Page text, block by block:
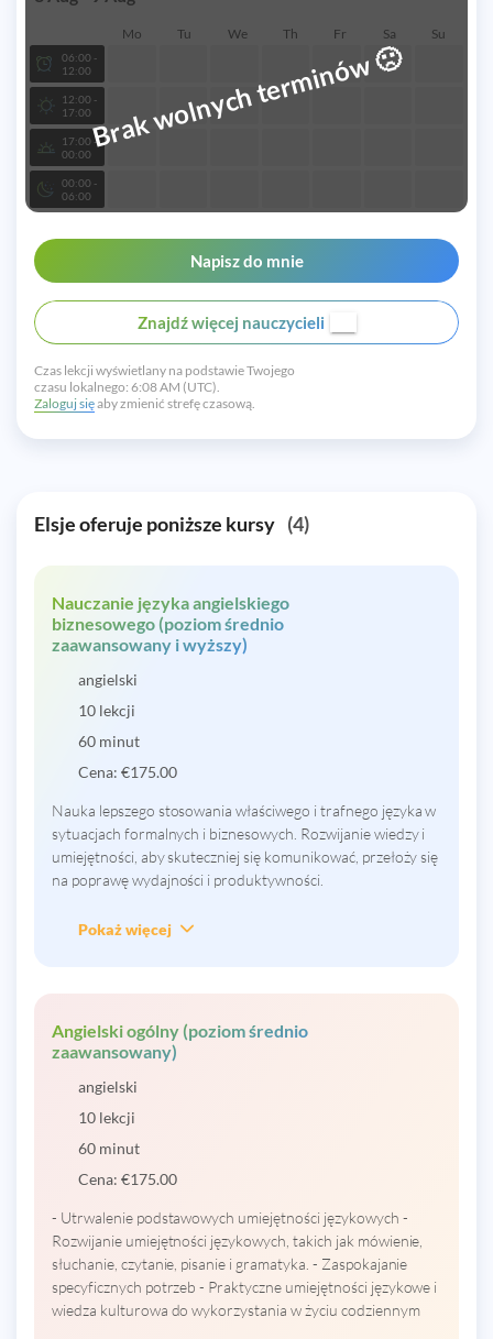
Mo Tu We Th Fr Sa Su
06:00 -
12:00
12:00 -
17:00
17:00 -
00:00
00:00 -
06:00
Brak wolnych terminów🙁
Napisz do mnie
Znajdź więcej nauczycieli
Czas lekcji wyświetlany na podstawie Twojego
czasu lokalnego: 6:08 AM (UTC).
Zaloguj sięaby zmienić strefę czasową.
Elsje oferuje poniższe kursy (4)
Nauczanie języka angielskiego
biznesowego (poziom średnio
zaawansowany i wyższy)
angielski
10 lekcji
60 minut
Cena: €175.00
Nauka lepszego stosowania właściwego i trafnego języka w
sytuacjach formalnych i biznesowych. Rozwijanie wiedzy i
umiejętności, aby skuteczniej się komunikować, przełoży się
na poprawę wydajności i produktywności.
Pokaż więcej
Angielski ogólny (poziom średnio
zaawansowany)
angielski
10 lekcji
60 minut
Cena: €175.00
- Utrwalenie podstawowych umiejętności językowych -
Rozwijanie umiejętności językowych, takich jak mówienie,
słuchanie, czytanie, pisanie i gramatyka. - Zaspokajanie
specyficznych potrzeb - Praktyczne umiejętności językowe i
wiedza kulturowa do wykorzystania w życiu codziennym